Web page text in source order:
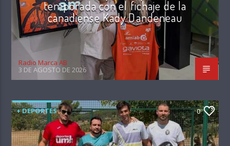
temporada con el fichaje de la
canadiense Kady Dandeneau
Radio Marca AB
3 DE AGOSTO DE 2026
+ DEPORTES 0